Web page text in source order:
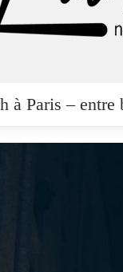
à Paris – entre